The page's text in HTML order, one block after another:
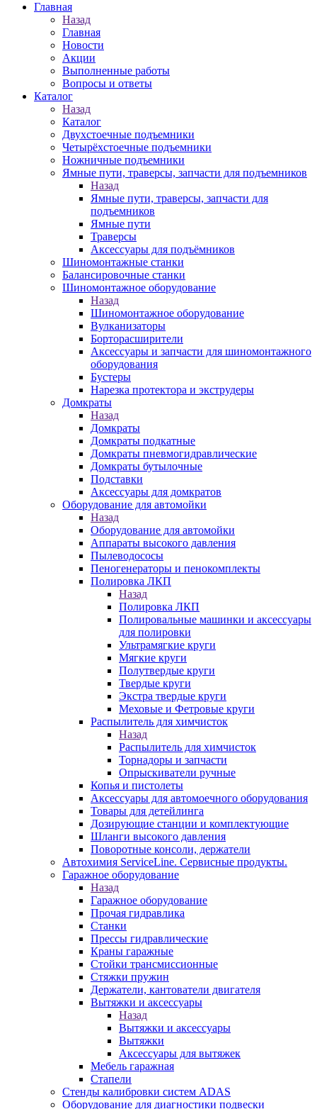
Главная
Назад
Главная
Новости
Акции
Выполненные работы
Вопросы и ответы
Каталог
Назад
Каталог
Двухстоечные подъемники
Четырёхстоечные подъемники
Ножничные подъемники
Ямные пути, траверсы, запчасти для подъемников
Назад
Ямные пути, траверсы, запчасти для
подъемников
Ямные пути
Траверсы
Аксессуары для подъёмников
Шиномонтажные станки
Балансировочные станки
Шиномонтажное оборудование
Назад
Шиномонтажное оборудование
Вулканизаторы
Борторасширители
Аксессуары и запчасти для шиномонтажного
оборудования
Бустеры
Нарезка протектора и экструдеры
Домкраты
Назад
Домкраты
Домкраты подкатные
Домкраты пневмогидравлические
Домкраты бутылочные
Подставки
Аксессуары для домкратов
Оборудование для автомойки
Назад
Оборудование для автомойки
Аппараты высокого давления
Пылеводососы
Пеногенераторы и пенокомплекты
Полировка ЛКП
Назад
Полировка ЛКП
Полировальные машинки и аксессуары
для полировки
Ультрамягкие круги
Мягкие круги
Полутвердые круги
Твердые круги
Экстра твердые круги
Меховые и Фетровые круги
Распылитель для химчисток
Назад
Распылитель для химчисток
Торнадоры и запчасти
Опрыскиватели ручные
Копья и пистолеты
Аксессуары для автомоечного оборудования
Товары для детейлинга
Дозирующие станции и комплектующие
Шланги высокого давления
Поворотные консоли, держатели
Автохимия ServiceLine. Сервисные продукты.
Гаражное оборудование
Назад
Гаражное оборудование
Прочая гидравлика
Станки
Прессы гидравлические
Краны гаражные
Стойки трансмиссионные
Стяжки пружин
Держатели, кантователи двигателя
Вытяжки и аксессуары
Назад
Вытяжки и аксессуары
Вытяжки
Аксессуары для вытяжек
Мебель гаражная
Стапели
Стенды калибровки систем ADAS
Оборудование для диагностики подвески